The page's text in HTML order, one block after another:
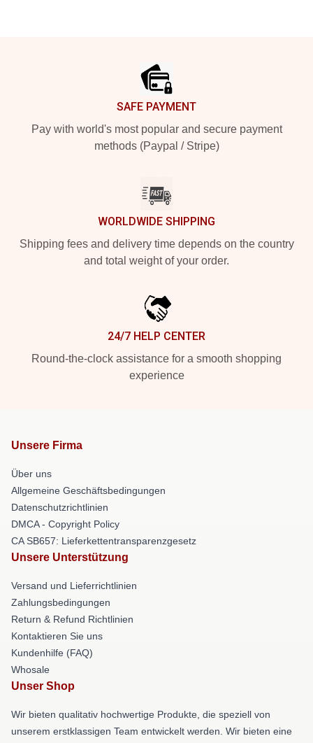
SAFE PAYMENT
Pay with world's most popular and secure payment
methods (Paypal / Stripe)
WORLDWIDE SHIPPING
Shipping fees and delivery time depends on the country
and total weight of your order.
24/7 HELP CENTER
Round-the-clock assistance for a smooth shopping
experience
Unsere Firma
Über uns
Allgemeine Geschäftsbedingungen
Datenschutzrichtlinien
DMCA - Copyright Policy
CA SB657: Lieferkettentransparenzgesetz
Unsere Unterstützung
Versand und Lieferrichtlinien
Zahlungsbedingungen
Return & Refund Richtlinien
Kontaktieren Sie uns
Kundenhilfe (FAQ)
Whosale
Unser Shop
Wir bieten qualitativ hochwertige Produkte, die speziell von
unserem erstklassigen Team entwickelt werden. Wir bieten eine